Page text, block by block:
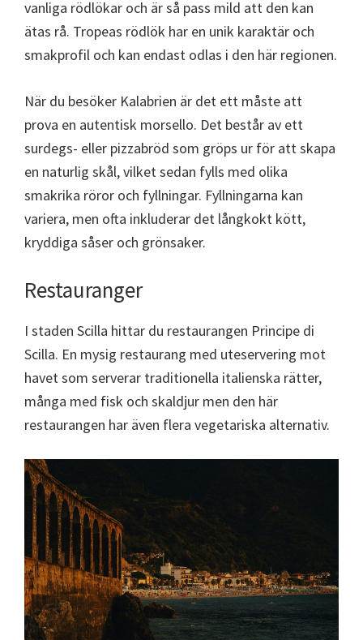
vanliga rödlökar och är så pass mild att den kan
ätas rå. Tropeas rödlök har en unik karaktär och
smakprofil och kan endast odlas i den här regionen.
När du besöker Kalabrien är det ett måste att
prova en autentisk morsello. Det består av ett
surdegs- eller pizzabröd som gröps ur för att skapa
en naturlig skål, vilket sedan fylls med olika
smakrika röror och fyllningar. Fyllningarna kan
variera, men ofta inkluderar det långkokt kött,
kryddiga såser och grönsaker.
Restauranger
I staden Scilla hittar du restaurangen Principe di
Scilla. En mysig restaurang med uteservering mot
havet som serverar traditionella italienska rätter,
många med fisk och skaldjur men den här
restaurangen har även flera vegetariska alternativ.